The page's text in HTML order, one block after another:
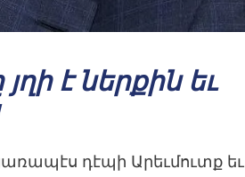
է ներքին եւ
դէպի Արեւմուտք եւ